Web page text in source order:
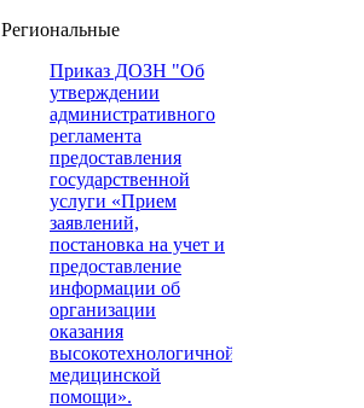
Региональные
Приказ ДОЗН "Об
утверждении
административного
регламента
предоставления
государственной
услуги «Прием
заявлений,
постановка на учет и
предоставление
информации об
организации
оказания
высокотехнологичной
медицинской
помощи».